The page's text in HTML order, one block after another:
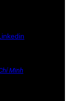
Minh